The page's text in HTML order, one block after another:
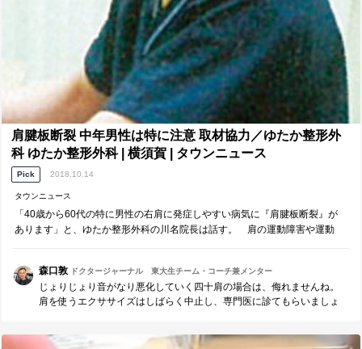
肩腱板断裂 中年男性は特に注意 取材協力／ゆたか整形外
科 ゆたか整形外科 | 横須賀 | タウンニュース
Pick 2018.10.14
タウンニュース
「40歳から60代の特に男性の右肩に発症しやすい病気に『肩腱板断裂』が
あります」と、ゆたか整形外科の川名院長は話す。 肩の運動障害や運動
森口敦 ドクタージャーナル 東大生チーム・コーチ兼メンター
じょりじょり音がなり悪化していく四十肩の場合は、侮れませんね。
肩を使うエクササイズはしばらく中止し、専門医に診てもらいましょ